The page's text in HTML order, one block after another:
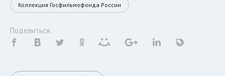
Коллекция Госфильмофонда России
Поделиться: